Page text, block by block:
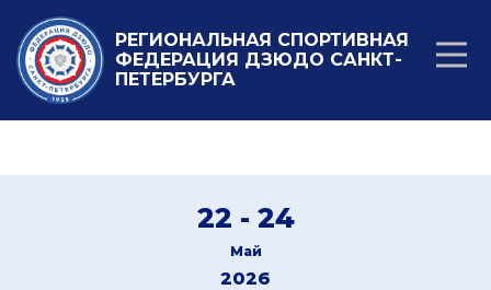
РЕГИОНАЛЬНАЯ СПОРТИВНАЯ
ФЕДЕРАЦИЯ ДЗЮДО САНКТ-
ПЕТЕРБУРГА
22 - 24
Май
2026